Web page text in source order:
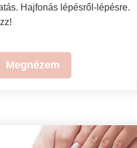
Hajfonás lépésről-lépésre.
Megnézem